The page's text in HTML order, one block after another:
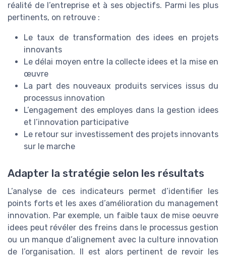
réalité de l’entreprise et à ses objectifs. Parmi les plus
pertinents, on retrouve :
Le taux de transformation des idees en projets
innovants
Le délai moyen entre la collecte idees et la mise en
œuvre
La part des nouveaux produits services issus du
processus innovation
L’engagement des employes dans la gestion idees
et l’innovation participative
Le retour sur investissement des projets innovants
sur le marche
Adapter la stratégie selon les résultats
L’analyse de ces indicateurs permet d’identifier les
points forts et les axes d’amélioration du management
innovation. Par exemple, un faible taux de mise oeuvre
idees peut révéler des freins dans le processus gestion
ou un manque d’alignement avec la culture innovation
de l’organisation. Il est alors pertinent de revoir les